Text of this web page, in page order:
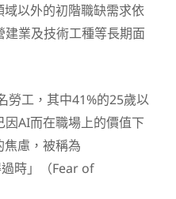
以外的初階職缺需求依
業及技術工種等長期面
勞工，其中41%的25歲以
AI而在職場上的價值下
慮，被稱為
時」（Fear of